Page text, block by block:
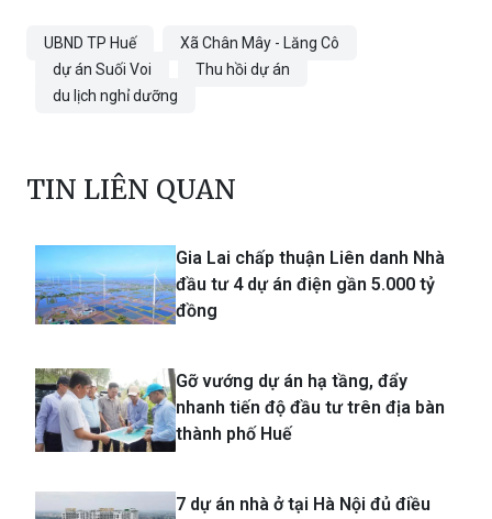
UBND TP Huế
Xã Chân Mây - Lăng Cô
dự án Suối Voi
Thu hồi dự án
du lịch nghỉ dưỡng
TIN LIÊN QUAN
Gia Lai chấp thuận Liên danh Nhà
đầu tư 4 dự án điện gần 5.000 tỷ
đồng
Gỡ vướng dự án hạ tầng, đẩy
nhanh tiến độ đầu tư trên địa bàn
thành phố Huế
7 dự án nhà ở tại Hà Nội đủ điều